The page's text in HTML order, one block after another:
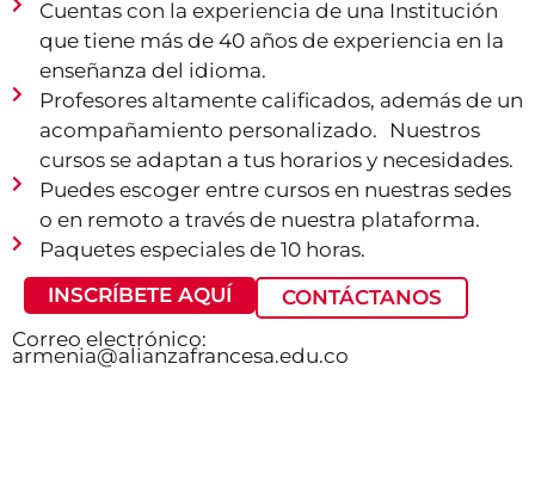
Cuentas con la experiencia de una Institución
que tiene más de 40 años de experiencia en la
enseñanza del idioma.
Profesores altamente calificados, además de un
acompañamiento personalizado. Nuestros
cursos se adaptan a tus horarios y necesidades.
Puedes escoger entre cursos en nuestras sedes
o en remoto a través de nuestra plataforma.
Paquetes especiales de 10 horas.
INSCRÍBETE AQUÍ
CONTÁCTANOS
Correo electrónico:
armenia@alianzafrancesa.edu.co